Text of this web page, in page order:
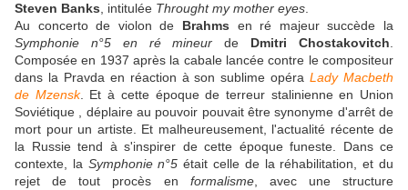
Steven Banks , intitulée Throught my mother eyes
Au concerto de violon de Brahms en ré majeur succède la
Symphonie n°5 en ré mineurde Dmitri Chostakovitch
Composée en 1937 après la cabale lancée contre le compositeur
dans la Pravda en réaction à son sublime opéraLady Macbeth
de Mzensk. Et à cette époque de terreur stalinienne en Union
Soviétique , déplaire au pouvoir pouvait être synonyme d'arrêt de
mort pour un artiste. Et malheureusement, l'actualité récente de
la Russie tend à s'inspirer de cette époque funeste. Dans ce
contexte, la Symphonie n°5 était celle de la réhabilitation, et du
rejet de tout procès en formalisme, avec une structure